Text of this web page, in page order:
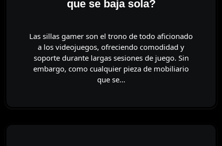
que se baja sola?
Las sillas gamer son el trono de todo aficionado
a los videojuegos, ofreciendo comodidad y
soporte durante largas sesiones de juego. Sin
embargo, como cualquier pieza de mobiliario
que se…